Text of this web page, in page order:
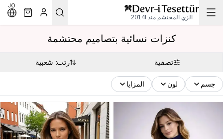
الزي المحتشم منذ 2014l
JO
كنزات نسائية بتصاميم محتشمة
تصفية رتب: شعبية
جسم لون المزايا